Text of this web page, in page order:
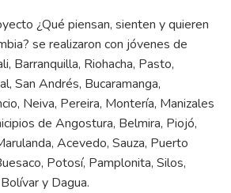
¿Qué piensan, sienten y quieren
se realizaron con jóvenes de
Barranquilla, Riohacha, Pasto,
San Andrés, Bucaramanga,
Neiva, Pereira, Montería, Manizales
de Angostura, Belmira, Piojó,
Acevedo, Sauza, Puerto
Potosí, Pamplonita, Silos,
y Dagua.